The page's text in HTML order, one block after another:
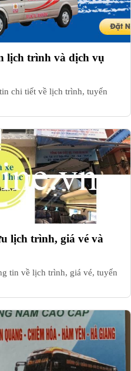
lịch trình và dịch vụ
chi tiết về lịch trình, tuyến
lịch trình, giá vé và
tin về lịch trình, giá vé, tuyến